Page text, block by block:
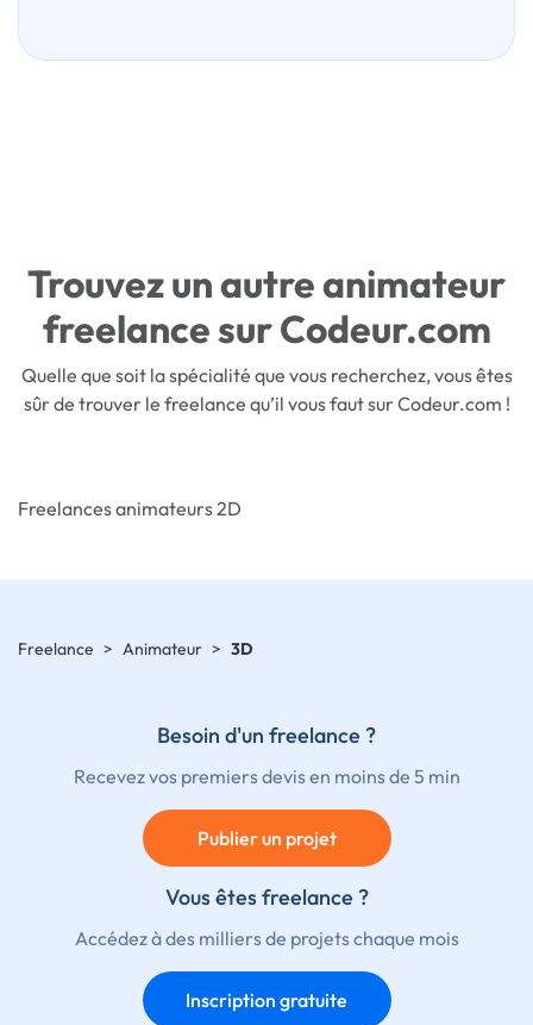
Trouvez un autre animateur
freelance sur Codeur.com
Quelle que soit la spécialité que vous recherchez, vous êtes
sûr de trouver le freelance qu’il vous faut sur Codeur.com !
Freelances animateurs 2D
Freelance > Animateur > 3D
Besoin d'un freelance ?
Recevez vos premiers devis en moins de 5 min
Publier un projet
Vous êtes freelance ?
Accédez à des milliers de projets chaque mois
Inscription gratuite